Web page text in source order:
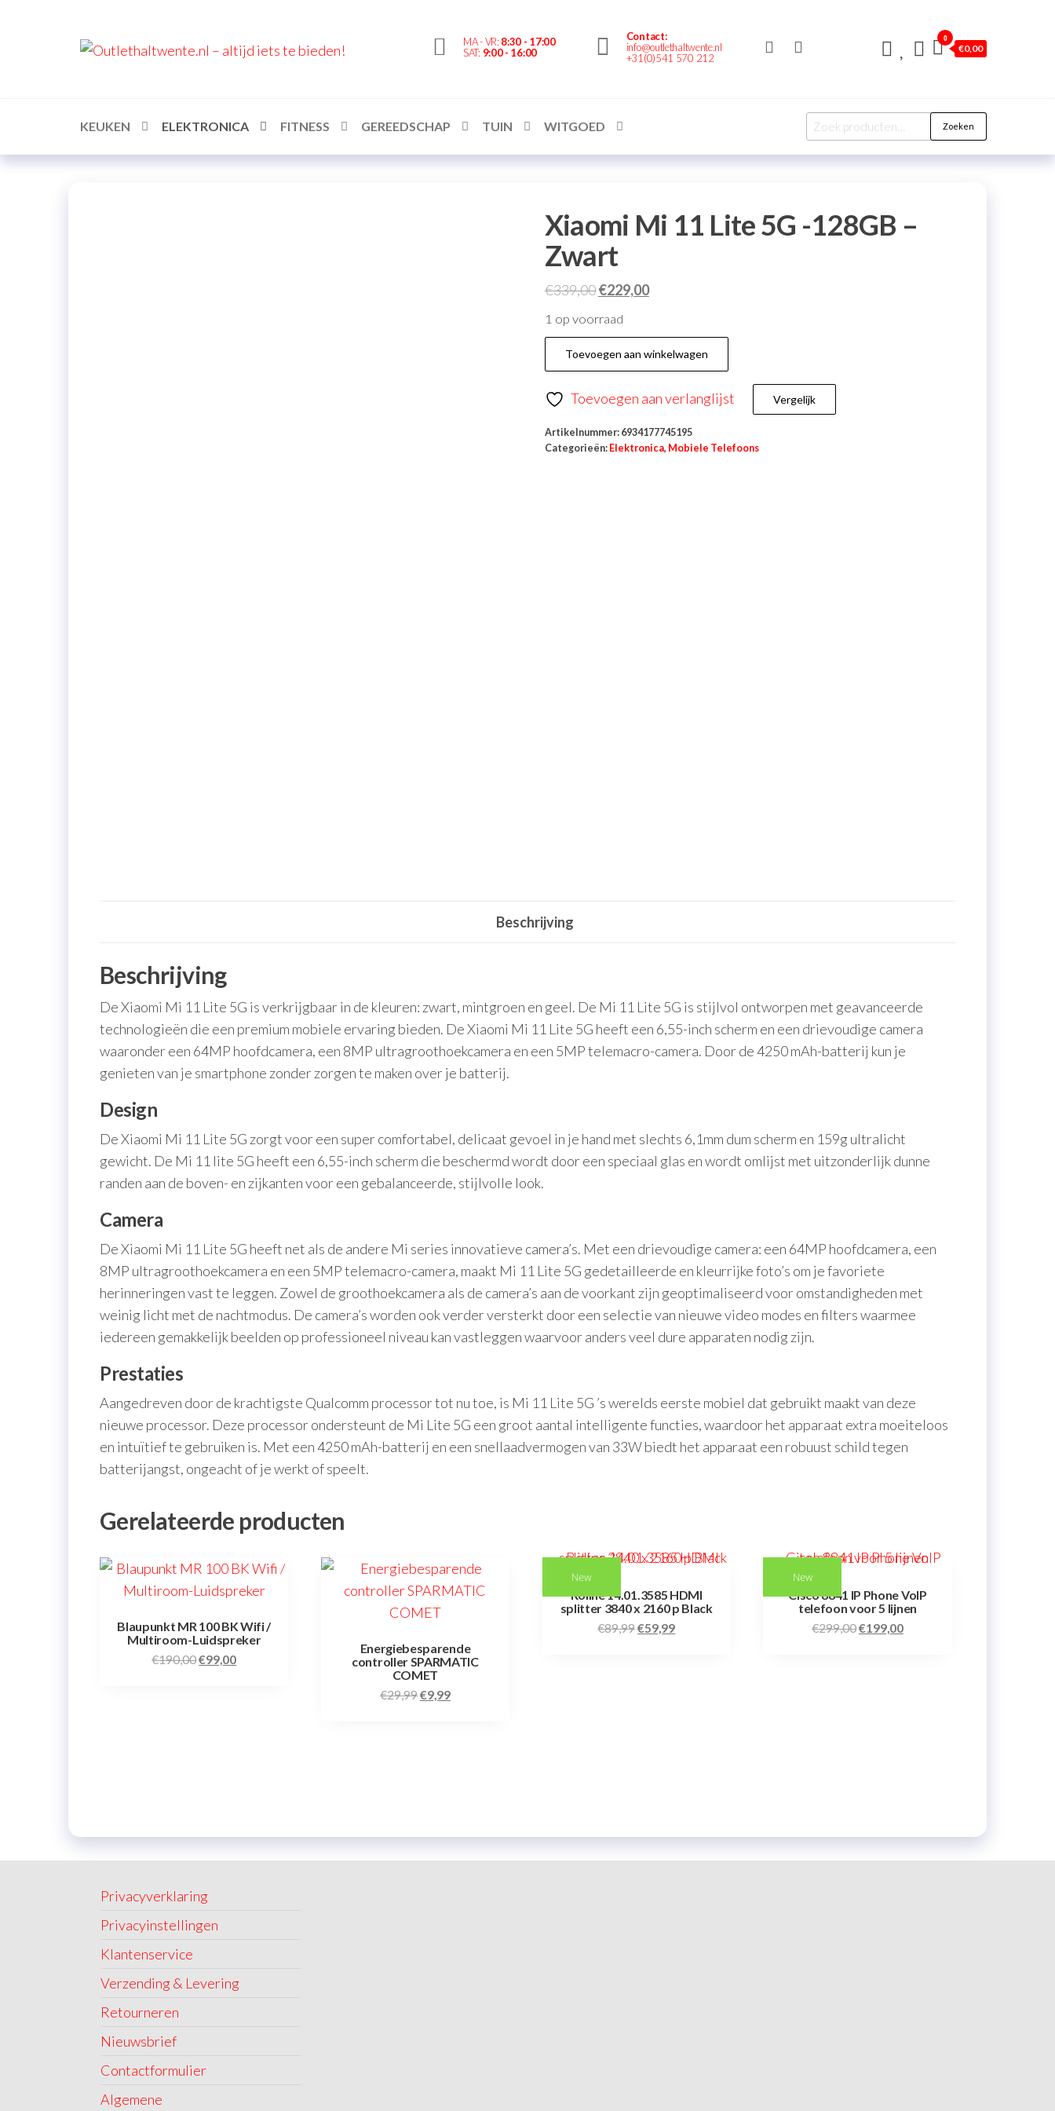
Outlethaltwente.nl
MA - VR: 8:30 - 17:00
SAT: 9:00 - 16:00
Contact:
info@outlethaltwente.nl
+31(0)541 570 212
0
€0,00
KEUKEN ELEKTRONICA FITNESS GEREEDSCHAP TUIN WITGOED Zoeken
Xiaomi Mi 11 Lite 5G -128GB –
Zwart
€339,00€229,00
1 op voorraad
Toevoegen aan winkelwagen
Toevoegen aan verlanglijst Vergelijk
Artikelnummer: 6934177745195
Categorieën: Elektronica, Mobiele Telefoons
Beschrijving
Beschrijving
De Xiaomi Mi 11 Lite 5G is verkrijgbaar in de kleuren: zwart, mintgroen en geel. De Mi 11 Lite 5G is stijlvol ontworpen met geavanceerde
technologieën die een premium mobiele ervaring bieden. De Xiaomi Mi 11 Lite 5G heeft een 6,55-inch scherm en een drievoudige camera
waaronder een 64MP hoofdcamera, een 8MP ultragroothoekcamera en een 5MP telemacro-camera. Door de 4250 mAh-batterij kun je
genieten van je smartphone zonder zorgen te maken over je batterij.
Design
De Xiaomi Mi 11 Lite 5G zorgt voor een super comfortabel, delicaat gevoel in je hand met slechts 6,1mm dum scherm en 159g ultralicht
gewicht. De Mi 11 lite 5G heeft een 6,55-inch scherm die beschermd wordt door een speciaal glas en wordt omlijst met uitzonderlijk dunne
randen aan de boven- en zijkanten voor een gebalanceerde, stijlvolle look.
Camera
De Xiaomi Mi 11 Lite 5G heeft net als de andere Mi series innovatieve camera’s. Met een drievoudige camera: een 64MP hoofdcamera, een
8MP ultragroothoekcamera en een 5MP telemacro-camera, maakt Mi 11 Lite 5G gedetailleerde en kleurrijke foto’s om je favoriete
herinneringen vast te leggen. Zowel de groothoekcamera als de camera’s aan de voorkant zijn geoptimaliseerd voor omstandigheden met
weinig licht met de nachtmodus. De camera’s worden ook verder versterkt door een selectie van nieuwe video modes en filters waarmee
iedereen gemakkelijk beelden op professioneel niveau kan vastleggen waarvoor anders veel dure apparaten nodig zijn.
Prestaties
Aangedreven door de krachtigste Qualcomm processor tot nu toe, is Mi 11 Lite 5G ’s werelds eerste mobiel dat gebruikt maakt van deze
nieuwe processor. Deze processor ondersteunt de Mi Lite 5G een groot aantal intelligente functies, waardoor het apparaat extra moeiteloos
en intuïtief te gebruiken is. Met een 4250 mAh-batterij en een snellaadvermogen van 33W biedt het apparaat een robuust schild tegen
batterijangst, ongeacht of je werkt of speelt.
Gerelateerde producten
Blaupunkt MR 100 BK Wifi /
Multiroom-Luidspreker
€190,00€99,00
Energiebesparende
controller SPARMATIC
COMET
€29,99€9,99
New
Roline 14.01.3585 HDMI
splitter 3840 x 2160 p Black
€89,99€59,99
New
Cisco 8841 IP Phone VoIP
telefoon voor 5 lijnen
€299,00€199,00
Privacyverklaring
Privacyinstellingen
Klantenservice
Verzending & Levering
Retourneren
Nieuwsbrief
Contactformulier
Algemene